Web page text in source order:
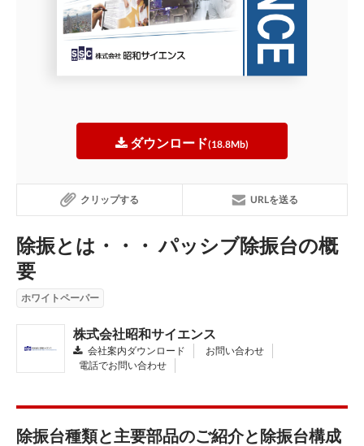
ダウンロード(18.8Mb)
クリップする URLを送る
除振とは・・・ パッシブ除振台の概
要
ホワイトペーパー
株式会社昭和サイエンス
会社案内ダウンロード
お問い合わせ
電話でお問い合わせ
除振台種類と主要部品のご紹介と除振台構成